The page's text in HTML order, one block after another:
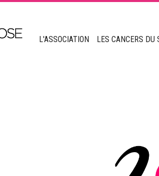
L'ASSOCIATION LES CANCERS DU